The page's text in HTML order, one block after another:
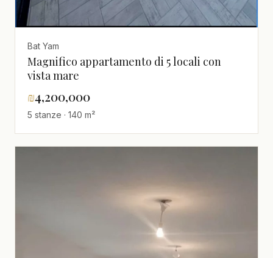
Bat Yam
Magnifico appartamento di 5 locali con
vista mare
₪4,200,000
5 stanze · 140 m²